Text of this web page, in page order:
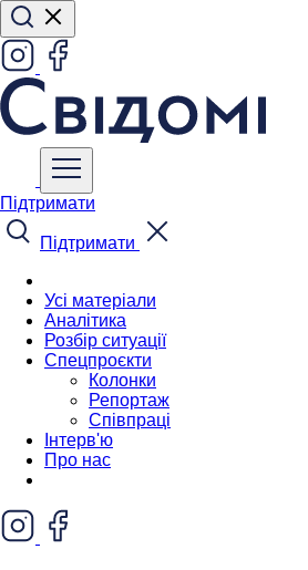
Підтримати
Підтримати
Усі матеріали
Аналітика
Розбір ситуації
Спецпроєкти
Колонки
Репортаж
Співпраці
Інтерв'ю
Про нас